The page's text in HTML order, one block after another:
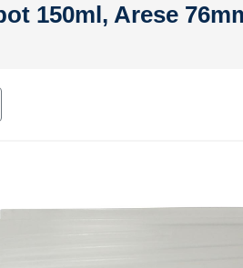
150ml, Arese